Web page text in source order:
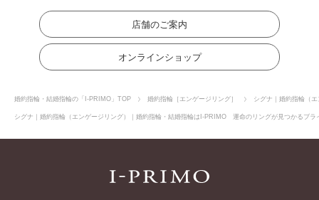
店舗のご案内
オンラインショップ
婚約指輪・結婚指輪の「I-PRIMO」TOP 婚約指輪［エンゲージリング］ シグナ｜婚約指輪（
シグナ｜婚約指輪（エンゲージリング）｜婚約指輪・結婚指輪はI-PRIMO 運命のリングが見つかるブ